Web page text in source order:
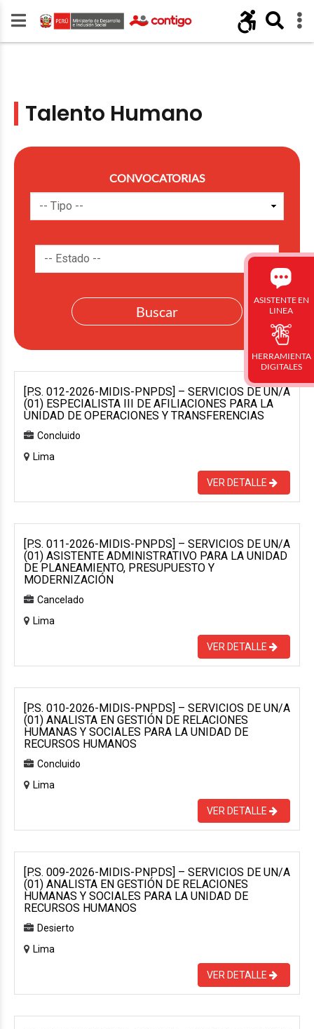
Talento Humano
CONVOCATORIAS
[P.S. 012-2026-MIDIS-PNPDS] – SERVICIOS DE UN/A
(01) ESPECIALISTA III DE AFILIACIONES PARA LA
UNIDAD DE OPERACIONES Y TRANSFERENCIAS
Concluido
Lima
VER DETALLE
[P.S. 011-2026-MIDIS-PNPDS] – SERVICIOS DE UN/A
(01) ASISTENTE ADMINISTRATIVO PARA LA UNIDAD
DE PLANEAMIENTO, PRESUPUESTO Y
MODERNIZACIÓN
Cancelado
Lima
VER DETALLE
[P.S. 010-2026-MIDIS-PNPDS] – SERVICIOS DE UN/A
(01) ANALISTA EN GESTIÓN DE RELACIONES
HUMANAS Y SOCIALES PARA LA UNIDAD DE
RECURSOS HUMANOS
Concluido
Lima
VER DETALLE
[P.S. 009-2026-MIDIS-PNPDS] – SERVICIOS DE UN/A
(01) ANALISTA EN GESTIÓN DE RELACIONES
HUMANAS Y SOCIALES PARA LA UNIDAD DE
RECURSOS HUMANOS
Desierto
Lima
VER DETALLE
ASISTENTE EN
LINEA
HERRAMIENTA
DIGITALES